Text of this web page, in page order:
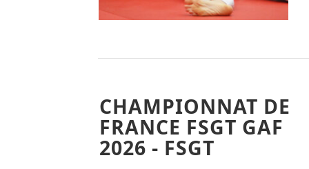
CHAMPIONNAT DE
FRANCE FSGT GAF
2026 - FSGT